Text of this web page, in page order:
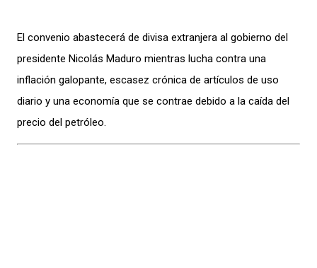
El convenio abastecerá de divisa extranjera al gobierno del
presidente Nicolás Maduro mientras lucha contra una
inflación galopante, escasez crónica de artículos de uso
diario y una economía que se contrae debido a la caída del
precio del petróleo.